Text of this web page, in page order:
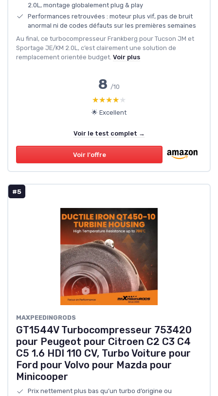
2.0L, montage globalement plug & play
Performances retrouvées : moteur plus vif, pas de bruit
anormal ni de codes défauts sur les premières semaines
Au final, ce turbocompresseur Frankberg pour Tucson JM et
Sportage JE/KM 2.0L, c’est clairement une solution de
remplacement orientée budget. Voir plus
8 /10
★★★★★
★★★★★
🌟 Excellent
Voir le test complet →
Voir l'offre
#5
‎MAXPEEDINGRODS
GT1544V Turbocompresseur 753420
pour Peugeot pour Citroen C2 C3 C4
C5 1.6 HDI 110 CV, Turbo Voiture pour
Ford pour Volvo pour Mazda pour
Minicooper
Prix nettement plus bas qu’un turbo d’origine ou